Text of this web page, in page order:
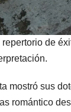
de
mostró sus
romántico